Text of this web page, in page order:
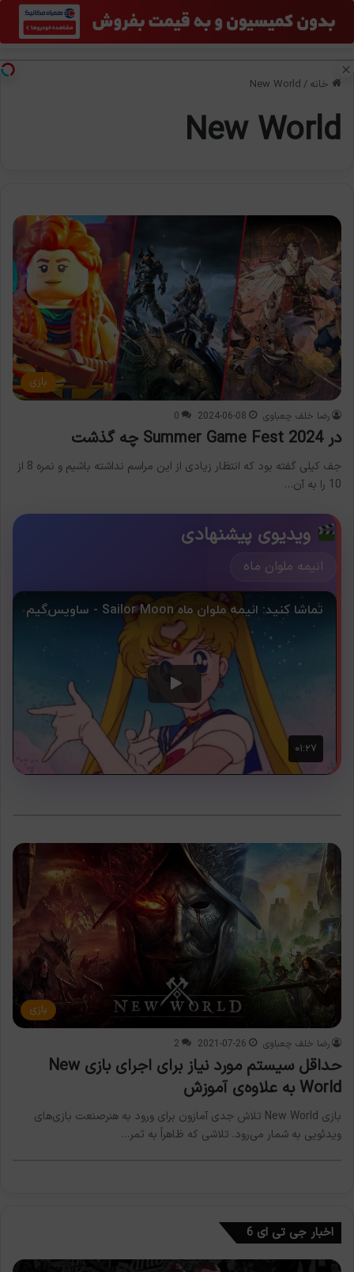
منو
خانه /
New World
New World
بازی
رضا خلف چعباوی 2024-06-08
0
در Summer Game Fest 2024 چه گذشت
جف کیلی گفته بود که انتظار زیادی از این مراسم نداشته‌ باشیم و نمره 8 از
10 را به آن…
ویدیوی پیشنهادی
انیمه ملوان ماه
بازی
رضا خلف چعباوی 2021-07-26
2
حداقل سیستم مورد نیاز برای اجرای بازی New
World به علاوه‌ی آموزش
بازی New World تلاش جدی آمازون برای ورود به هنرصنعت بازی‌های
ویدئویی به شمار می‌رود. تلاشی که ظاهراً به ثمر…
اخبار جی تی ای 6